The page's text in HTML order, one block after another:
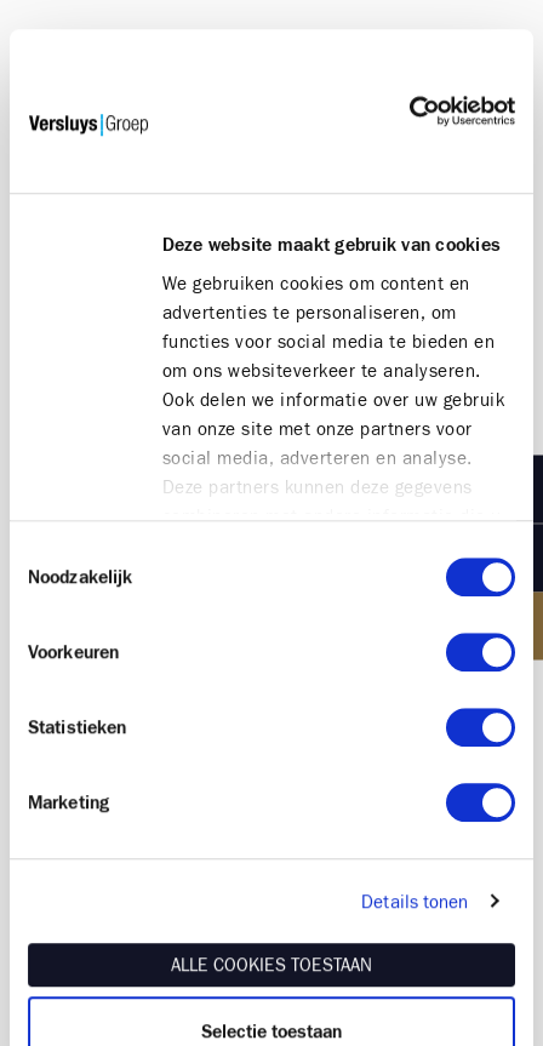
Deze website maakt gebruik van cookies
We gebruiken cookies om content en
advertenties te personaliseren, om
functies voor social media te bieden en
om ons websiteverkeer te analyseren.
Ook delen we informatie over uw gebruik
van onze site met onze partners voor
social media, adverteren en analyse.
Deze partners kunnen deze gegevens
verzameld op basis van uw gebruik van
Noodzakelijk
Voorkeuren
Statistieken
Marketing
Details tonen
ALLE COOKIES TOESTAAN
Selectie toestaan
" Als familiebedrijf beschikt
Buro-M over meer dan 30 jaar
ervaring in het beheer van
Belgische kust "
( noodnummer T +32 491 59 53 75 )
Gegevens, tekst en fotomateriaal mag niet
gekopieerd en/of hergebruikt worden zonder de
uitdrukkelijke en voorafgaande toestemming van